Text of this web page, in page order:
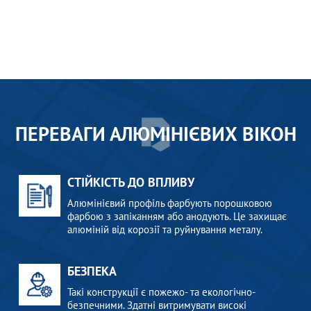
ПЕРЕВАГИ АЛЮМІНІЄВИХ ВІКОН
СТІЙКІСТЬ ДО ВПЛИВУ
Алюмінієвий профіль фарбують порошковою
фарбою з запіканням або анодують. Це захищає
алюміній від корозії та руйнування металу.
БЕЗПЕКА
Такі конструкції є пожежо- та екологічно-
безпечними. Здатні витримувати високі